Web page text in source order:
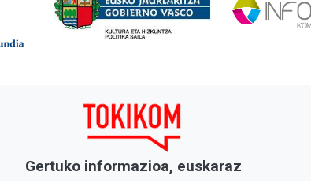
Gertuko informazioa, euskaraz